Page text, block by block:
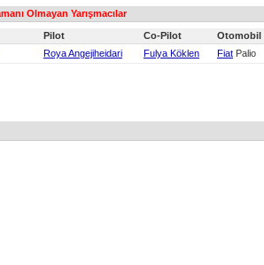
Olmayan Yarışmacılar
Pilot Co-Pilot Otomobil
Roya Angejiheidari Fulya Köklen Fiat Palio